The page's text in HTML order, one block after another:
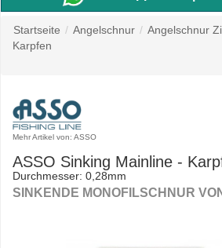
Startseite / Angelschnur / Angelschnur
Karpfen
Mehr Artikel von: ASSO
ASSO Sinking Mainline -
Durchmesser: 0,28mm
SINKENDE MONOFILSCHNUR